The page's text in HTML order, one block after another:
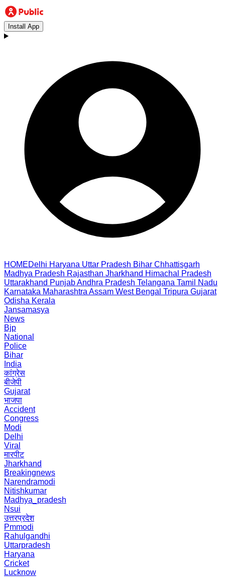
Install App
HOMEDelhi Haryana Uttar Pradesh Bihar Chhattisgarh
Madhya Pradesh Rajasthan Jharkhand Himachal Pradesh
Uttarakhand PunjabAndhra Pradesh Telangana Tamil Nadu
Karnataka Maharashtra Assam West Bengal Tripura Gujarat
Odisha Kerala
Jansamasya
News
Bjp
National
Police
Bihar
India
कांग्रेस
बीजेपी
Gujarat
भाजपा
Accident
Congress
Modi
Delhi
Viral
मारपीट
Jharkhand
Breakingnews
Narendramodi
Nitishkumar
Madhya_pradesh
Nsui
उत्तरप्रदेश
Pmmodi
Rahulgandhi
Uttarpradesh
Haryana
Cricket
Lucknow